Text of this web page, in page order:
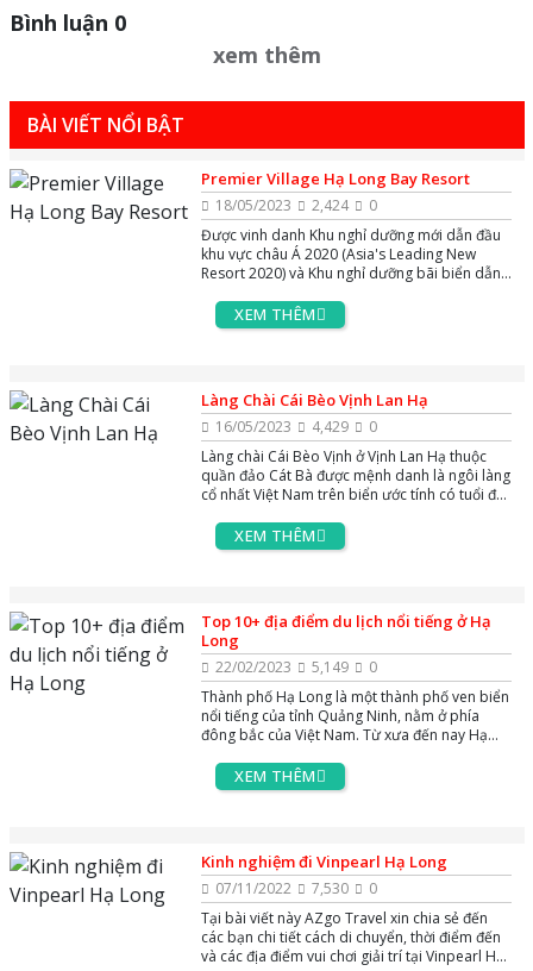
Bình luận 0
xem thêm
BÀI VIẾT NỔI BẬT
Premier Village Hạ Long Bay Resort
18/05/2023 2,424
0
Được vinh danh Khu nghỉ dưỡng mới dẫn đầu
khu vực châu Á 2020 (Asia's Leading New
Resort 2020) và Khu nghỉ dưỡng bãi biển dẫn
Hotel 2020) bởi Tổ chức World Travel Awards
danh tiếng - Tuyệt tác nghỉ dưỡng 5 sao
ôm tầm nhìn bao trọn vịnh Di sản. Hãy cùng
AZgo Travel khám phá khu nghỉ dưỡng độc
đáo này xem có gì đáng trải nghiệm các bạn
nhé !
XEM THÊM
Làng Chài Cái Bèo Vịnh Lan Hạ
16/05/2023 4,429
0
Làng chài Cái Bèo Vịnh ở Vịnh Lan Hạ thuộc
quần đảo Cát Bà được mệnh danh là ngôi làng
cổ nhất Việt Nam trên biển ước tính có tuổi đời
tiếng bậc nhất tại quần đảo Cát Bà. Vậy Làng
chài Cái Bèo ở Vịnh Lan Hạ có những đặc điểm
XEM THÊM
Top 10+ địa điểm du lịch nổi tiếng ở Hạ
Long
22/02/2023 5,149
0
Thành phố Hạ Long là một thành phố ven biển
nổi tiếng của tỉnh Quảng Ninh, nằm ở phía
đông bắc của Việt Nam. Từ xưa đến nay Hạ
bởi những địa điểm du lịch nổi tiềng ở Hạ
Long. Hãy cùng AZgo Travel khám phá Hạ
XEM THÊM
Kinh nghiệm đi Vinpearl Hạ Long
07/11/2022 7,530
0
Tại bài viết này AZgo Travel xin chia sẻ đến
các bạn chi tiết cách di chuyển, thời điểm đến
và các địa điểm vui chơi giải trí tại Vinpearl Hạ